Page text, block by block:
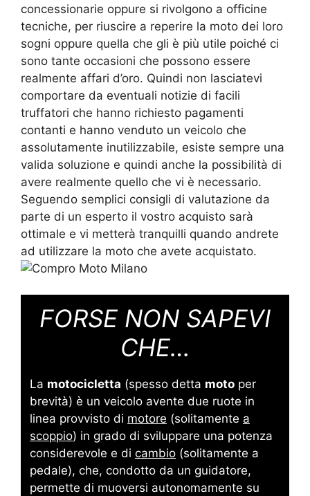
concessionarie oppure si rivolgono a officine
tecniche, per riuscire a reperire la moto dei loro
sogni oppure quella che gli è più utile poiché ci
sono tante occasioni che possono essere
realmente affari d’oro. Quindi non lasciatevi
comportare da eventuali notizie di facili
truffatori che hanno richiesto pagamenti
contanti e hanno venduto un veicolo che
assolutamente inutilizzabile, esiste sempre una
valida soluzione e quindi anche la possibilità di
avere realmente quello che vi è necessario.
Seguendo semplici consigli di valutazione da
parte di un esperto il vostro acquisto sarà
ottimale e vi metterà tranquilli quando andrete
ad utilizzare la moto che avete acquistato.
FORSE NON SAPEVI
CHE…
La motocicletta (spesso detta moto per
brevità) è un veicolo avente due ruote in
linea provvisto di motore (solitamente a
scoppio) in grado di sviluppare una potenza
considerevole e di cambio (solitamente a
pedale), che, condotto da un guidatore,
permette di muoversi autonomamente su